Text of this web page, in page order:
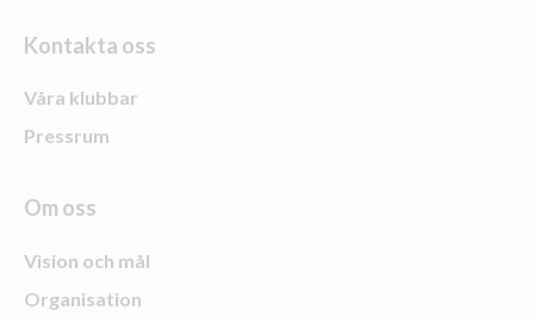
Kontakta oss
Våra klubbar
Pressrum
Om oss
Vision och mål
Organisation